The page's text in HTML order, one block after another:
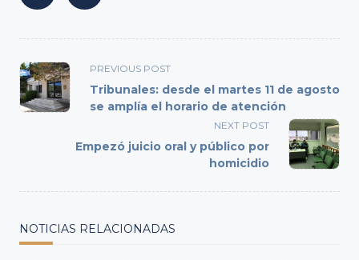
<span
class="nav-
subtitle
PREVIOUS POST
Tribunales: desde el martes 11 de agosto
se amplía el horario de atención
NEXT POST
Empezó juicio oral y público por
homicidio
NOTICIAS RELACIONADAS